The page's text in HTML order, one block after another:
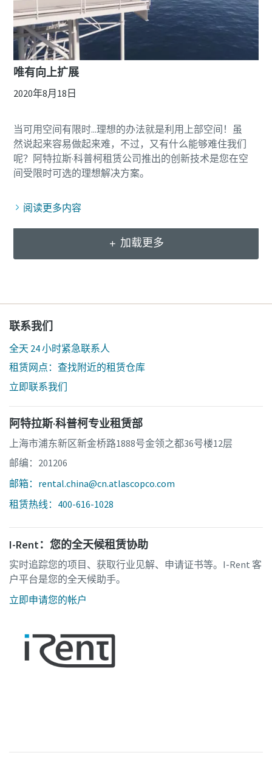
唯有向上扩展
2020年8月18日
当可用空间有限时...理想的办法就是利用上部空间！虽
然说起来容易做起来难，不过，又有什么能够难住我们
呢？阿特拉斯·科普柯租赁公司推出的创新技术是您在空
阅读更多内容
加载更多
联系我们
全天 24 小时紧急联系人
租赁网点：查找附近的租赁仓库
立即联系我们
阿特拉斯·科普柯专业租赁部
上海市浦东新区新金桥路1888号金领之都36号楼12层
邮编：201206
邮箱：rental.china@cn.atlascopco.com
租赁热线：400-616-1028
I-Rent：您的全天候租赁协助
实时追踪您的项目、获取行业见解、申请证书等。I-Rent 客
户平台是您的全天候助手。
立即申请您的帐户